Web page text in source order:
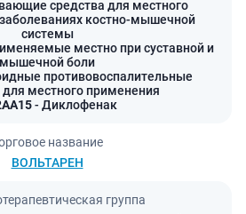
средства для местного
костно-мышечной
системы
местно при суставной и
мышечной боли
противовоспалительные
местного применения
- Диклофенак
название
ВОЛЬТАРЕН
группа